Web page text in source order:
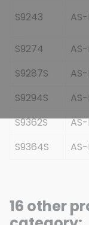
S9243
S9274
S9287S
S9294S
S9362S
AS-
S9364S
AS-
16 other